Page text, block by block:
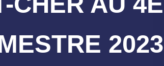
2023